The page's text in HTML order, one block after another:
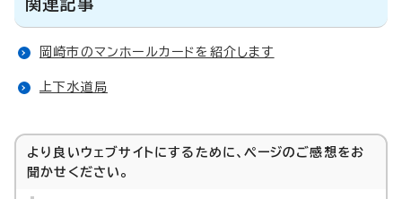
関連記事
岡崎市のマンホールカードを紹介します
上下水道局
より良いウェブサイトにするために、ページのご感想をお
聞かせください。